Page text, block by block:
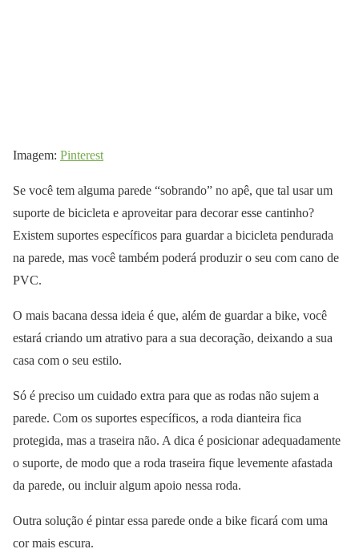
Imagem: Pinterest
Se você tem alguma parede “sobrando” no apê, que tal usar um
suporte de bicicleta e aproveitar para decorar esse cantinho?
Existem suportes específicos para guardar a bicicleta pendurada
na parede, mas você também poderá produzir o seu com cano de
PVC.
O mais bacana dessa ideia é que, além de guardar a bike, você
estará criando um atrativo para a sua decoração, deixando a sua
casa com o seu estilo.
Só é preciso um cuidado extra para que as rodas não sujem a
parede. Com os suportes específicos, a roda dianteira fica
protegida, mas a traseira não. A dica é posicionar adequadamente
o suporte, de modo que a roda traseira fique levemente afastada
da parede, ou incluir algum apoio nessa roda.
Outra solução é pintar essa parede onde a bike ficará com uma
cor mais escura.